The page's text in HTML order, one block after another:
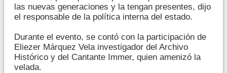
las nuevas generaciones y la tengan presentes, dijo
el responsable de la política interna del estado.
Durante el evento, se contó con la participación de
Eliezer Márquez Vela investigador del Archivo
Histórico y del Cantante Immer, quien amenizó la
velada.